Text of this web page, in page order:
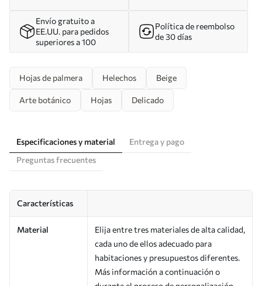
Envío gratuito a
EE.UU. para pedidos
superiores a 100
Política de reembolso
de 30 días
Hojas de palmera Helechos Beige
Arte botánico Hojas Delicado
Especificaciones y material
Entrega y pago
Preguntas frecuentes
Características
Material
Elija entre tres materiales de alta calidad,
cada uno de ellos adecuado para
habitaciones y presupuestos diferentes.
Más información a continuación o